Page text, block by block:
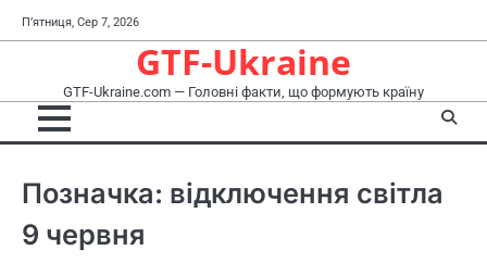
до
П’ятниця, Сер 7, 2026
GTF-Ukraine
GTF-Ukraine.com — Головні факти, що формують країну
Позначка: відключення світла
9 червня